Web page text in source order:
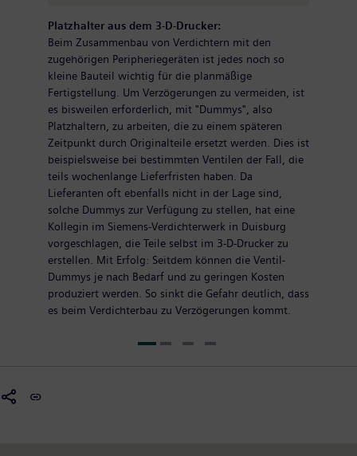
Platzhalter aus dem 3-D-Drucker:
Beim Zusammenbau von Verdichtern mit den
zugehörigen Peripheriegeräten ist jedes noch so
kleine Bauteil wichtig für die planmäßige
Fertigstellung. Um Verzögerungen zu vermeiden, ist
es bisweilen erforderlich, mit "Dummys", also
Platzhaltern, zu arbeiten, die zu einem späteren
Zeitpunkt durch Originalteile ersetzt werden. Dies ist
beispielsweise bei bestimmten Ventilen der Fall, die
teils wochenlange Lieferfristen haben. Da
Lieferanten oft ebenfalls nicht in der Lage sind,
solche Dummys zur Verfügung zu stellen, hat eine
Kollegin im Siemens-Verdichterwerk in Duisburg
vorgeschlagen, die Teile selbst im 3-D-Drucker zu
erstellen. Mit Erfolg: Seitdem können die Ventil-
Dummys je nach Bedarf und zu geringen Kosten
produziert werden. So sinkt die Gefahr deutlich, dass
es beim Verdichterbau zu Verzögerungen kommt.